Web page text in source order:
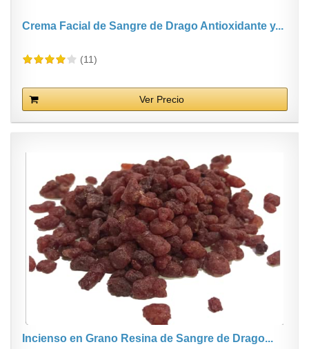
Crema Facial de Sangre de Drago Antioxidante y...
(11)
Ver Precio
Incienso en Grano Resina de Sangre de Drago...